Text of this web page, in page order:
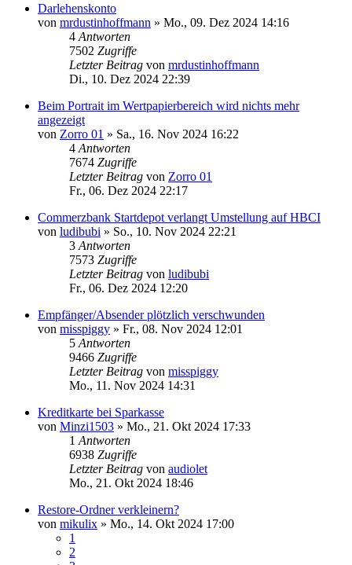
Darlehenskonto
von mrdustinhoffmann » Mo., 09. Dez 2024 14:16
4 Antworten
7502 Zugriffe
Letzter Beitrag von mrdustinhoffmann
Di., 10. Dez 2024 22:39
Beim Portrait im Wertpapierbereich wird nichts mehr
angezeigt
von Zorro 01 » Sa., 16. Nov 2024 16:22
4 Antworten
7674 Zugriffe
Letzter Beitrag von Zorro 01
Fr., 06. Dez 2024 22:17
Commerzbank Startdepot verlangt Umstellung auf HBCI
von ludibubi » So., 10. Nov 2024 22:21
3 Antworten
7573 Zugriffe
Letzter Beitrag von ludibubi
Fr., 06. Dez 2024 12:20
Empfänger/Absender plötzlich verschwunden
von misspiggy » Fr., 08. Nov 2024 12:01
5 Antworten
9466 Zugriffe
Letzter Beitrag von misspiggy
Mo., 11. Nov 2024 14:31
Kreditkarte bei Sparkasse
von Minzi1503 » Mo., 21. Okt 2024 17:33
1 Antworten
6938 Zugriffe
Letzter Beitrag von audiolet
Mo., 21. Okt 2024 18:46
Restore-Ordner verkleinern?
von mikulix » Mo., 14. Okt 2024 17:00
1
2